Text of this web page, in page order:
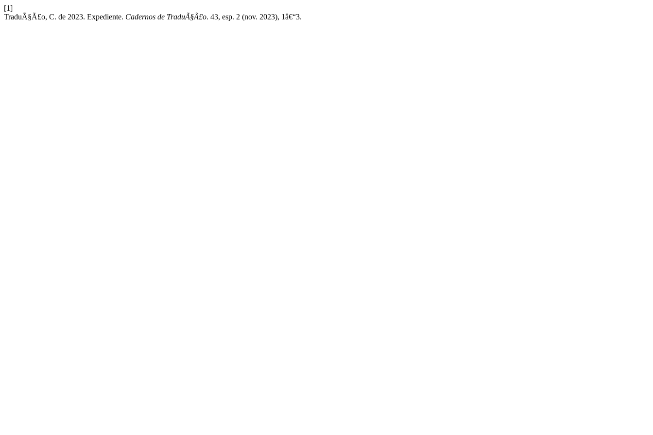
[1]
TraduÃ§Ã£o, C. de 2023. Expediente. Cadernos de TraduÃ§Ã£o. 43, esp. 2 (nov. 2023), 1â€“3.